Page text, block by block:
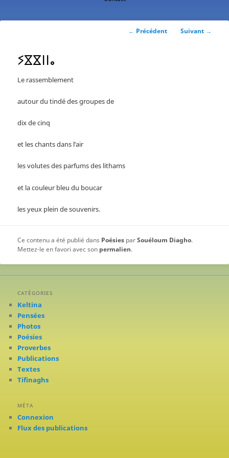
Navigation
← Précédent Suivant →
ⵢⴵⴵⵏⵏⴰ
Le rassemblement
autour du tindé des groupes de
dix de cinq
et les chants dans l’air
les volutes des parfums des lithams
et la couleur bleu du boucar
les yeux plein de souvenirs.
Ce contenu a été publié dans Poésies parSouéloum Diagho.
Mettez-le en favori avec son permalien.
CATÉGORIES
Keltina
Pensées
Photos
Poésies
Proverbes
Publications
Textes
Tifinaghs
MÉTA
Connexion
Flux des publications